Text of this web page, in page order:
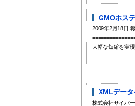
GMOホス
2009年2月18日
大幅な短縮を実現
XMLデー
株式会社サイバ